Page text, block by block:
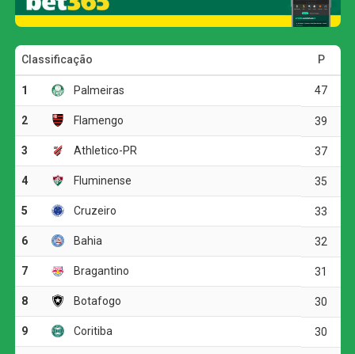
O primeiro tempo foi truncado e marcado por muitas
faltas, mas o Palmeiras conseguiu abrir o placar nos
acréscimos. Aos 50 minutos, Giovanna Campiolo subiu
mais alto que a marcação e completou cruzamento de
cabeça para o fundo das redes. Na segunda etapa, o
Verdão administrou a vantagem e segurou o resultado até
o apito final.
Pela sexta rodada do estadual, o Palmeiras enfrenta o
Taubaté no dia 11 de agosto, às 18h, no Joaquinzão. Já o
Corinthians volta a campo no dia 12 de agosto, contra o
Mirassol, às 17h, no Estádio Manoel Francisco Ferreira.
COMENTE ABAIXO: